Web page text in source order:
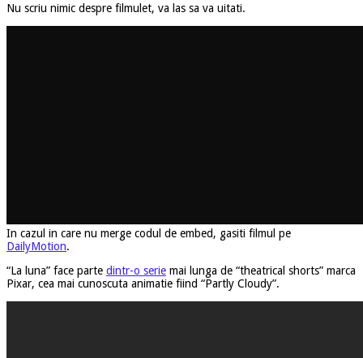
Nu scriu nimic despre filmulet, va las sa va uitati.
In cazul in care nu merge codul de embed, gasiti filmul pe
DailyMotion.
“La luna” face parte dintr-o serie mai lunga de “theatrical shorts” marca
Pixar, cea mai cunoscuta animatie fiind “Partly Cloudy”.